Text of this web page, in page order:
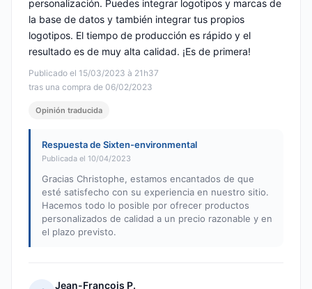
Publicado el 15/03/2023 à 21h37
tras una compra de 06/02/2023
personalización. Puedes integrar logotipos y marcas de
la base de datos y también integrar tus propios
logotipos. El tiempo de producción es rápido y el
resultado es de muy alta calidad. ¡Es de primera!
Opinión traducida
Respuesta de Sixten-environmental
Publicada el 10/04/2023
Gracias Christophe, estamos encantados de que
esté satisfecho con su experiencia en nuestro sitio.
Hacemos todo lo posible por ofrecer productos
personalizados de calidad a un precio razonable y en
el plazo previsto.
Jean-François P.